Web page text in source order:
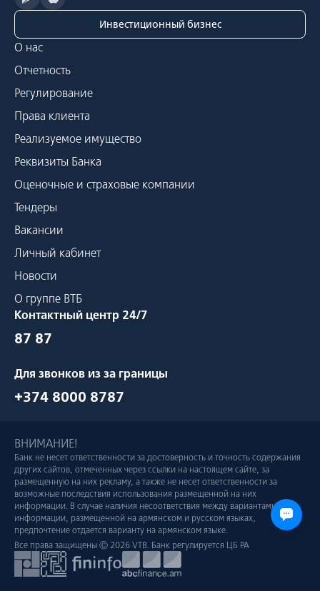
Инвестиционный бизнес
О нас
Отчетность
Регулирование
Права клиента
Реализуемое имущество
Реквизиты Банка
Оценочные и страховые компании
Тендеры
Вакансии
Личный кабинет
Новости
О группе ВТБ
Контактный центр 24/7
87 87
Для звонков из за границы
+374 8000 8787
ВНИМАНИЕ!
Банк не несет ответственности за достоверность и точность содержания
других сайтов, отмеченных через ссылки на настоящем сайте, за
размещенную на них рекламу, а также не несет ответственности за
возможные последствия использования размещенной на них
информации. В случае наличия несоответствия между вариантами
информации, размещенной на армянском и русском языках,
предпочтение отдается варианту на армянском языке.
Все права защищены Ⓒ 2026 VTB. Банк регулируется ЦБ РА